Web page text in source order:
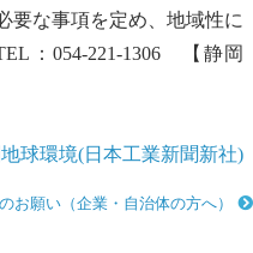
要な事項を定め、地域性に
：054-221-1306 【静岡
球環境(日本工業新聞新社)
お願い（企業・自治体の方へ）